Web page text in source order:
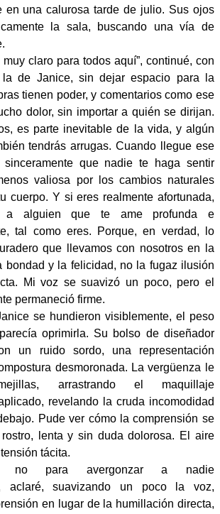
en una calurosa tarde de julio. Sus ojos
la sala, buscando una vía de
claro para todos aquí”, continué, con
de Janice, sin dejar espacio para la
tienen poder, y comentarios como ese
dolor, sin importar a quién se dirijan.
es parte inevitable de la vida, y algún
tendrás arrugas. Cuando llegue ese
sinceramente que nadie te haga sentir
valiosa por los cambios naturales
cuerpo. Y si eres realmente afortunada,
a alguien que te ame profunda e
tal como eres. Porque, en verdad, lo
que llevamos con nosotros en la
bondad y la felicidad, no la fugaz ilusión
Mi voz se suavizó un poco, pero el
permaneció firme.
se hundieron visiblemente, el peso
oprimirla. Su bolso de diseñador
un ruido sordo, una representación
desmoronada. La vergüenza le
arrastrando el maquillaje
revelando la cruda incomodidad
Pude ver cómo la comprensión se
lenta y sin duda dolorosa. El aire
tácita.
no para avergonzar a nadie
aclaré, suavizando un poco la voz,
en lugar de la humillación directa,